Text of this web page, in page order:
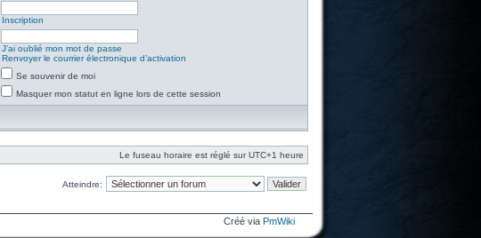
Inscription
J’ai oublié mon mot de passe
Renvoyer le courrier électronique d’activation
Se souvenir de moi
Masquer mon statut en ligne lors de cette session
Le fuseau horaire est réglé sur UTC+1 heure
Atteindre:
Créé via PmWiki